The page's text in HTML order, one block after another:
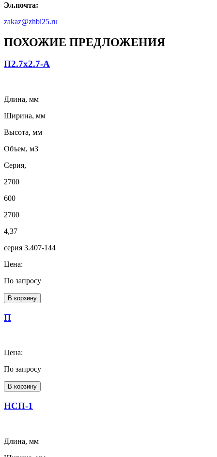
Эл.почта:
zakaz@zhbi25.ru
ПОХОЖИЕ ПРЕДЛОЖЕНИЯ
П2.7х2.7-А
Длина, мм
Ширина, мм
Высота, мм
Объем, м3
Серия,
2700
600
2700
4,37
серия 3.407-144
Цена:
По запросу
В корзину
П
Цена:
По запросу
В корзину
НСП-1
Длина, мм